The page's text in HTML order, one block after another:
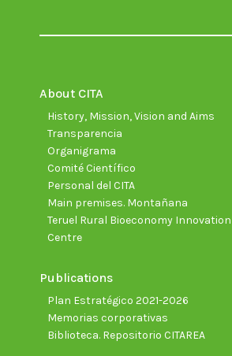
About CITA
History, Mission, Vision and Aims
Transparencia
Organigrama
Comité Científico
Personal del CITA
Main premises. Montañana
Teruel Rural Bioeconomy Innovation
Centre
Publications
Plan Estratégico 2021-2026
Memorias corporativas
Biblioteca. Repositorio CITAREA